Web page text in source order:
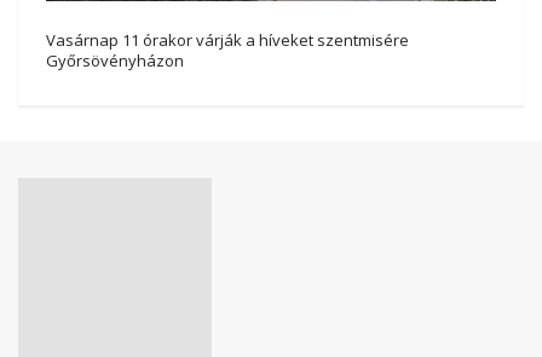
Vasárnap 11 órakor várják a híveket szentmisére
Győrsövényházon